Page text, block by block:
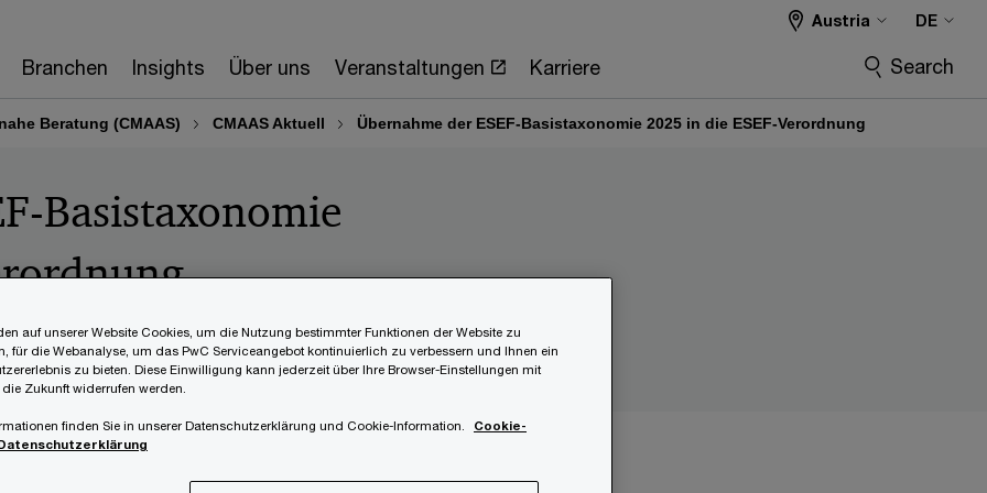
Branchen Insights Über uns Veranstaltungen Karriere
Austria DE
Search
Beratung (CMAAS) CMAAS Aktuell Übernahme der ESEF-Basistaxonomie 2025 in die ESEF-Verordnung
Basistaxonomie
hat die Europäische Kommission im Amtsblatt der EU
auf unserer Website Cookies, um die Nutzung bestimmter Funktionen der Website zu
für die Webanalyse, um das PwC Serviceangebot kontinuierlich zu verbessern und Ihnen ein
zu bieten. Diese Einwilligung kann jederzeit über Ihre Browser-Einstellungen mit
Zukunft widerrufen werden.
finden Sie in unserer Datenschutzerklärung und Cookie-Information.
Cookie-